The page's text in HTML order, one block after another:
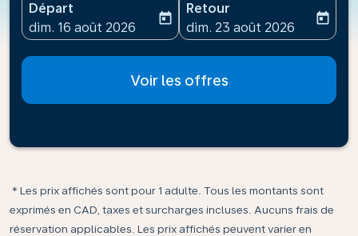
Départ
fc-booking-departure-date-aria-label
dim. 16 août 2026
today
Retour
fc-booking-return-date-
dim. 23 août 2026
today
Voir les offres
* Les prix affichés sont pour 1 adulte. Tous les montants sont
exprimés en CAD, taxes et surcharges incluses. Aucuns frais de
réservation applicables. Les prix affichés peuvent varier en